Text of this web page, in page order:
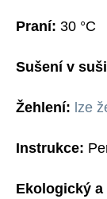
Praní: 30 °C
Sušení v
Žehlení: ze
Instrukce:
Ekologický